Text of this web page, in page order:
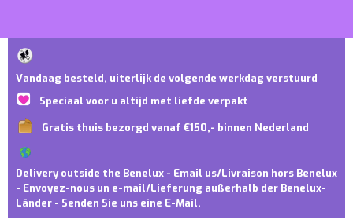
Vandaag besteld, uiterlijk de volgende werkdag verstuurd
Speciaal voor u altijd met liefde verpakt
Gratis thuis bezorgd vanaf €150,- binnen Nederland
Delivery outside the Benelux - Email us/Livraison hors Benelux
- Envoyez-nous un e-mail/Lieferung außerhalb der Benelux-
Länder - Senden Sie uns eine E-Mail.